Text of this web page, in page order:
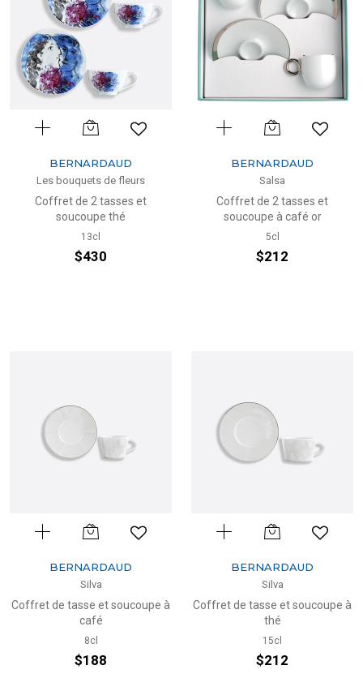
BERNARDAUD
Les bouquets de fleurs
Coffret de 2 tasses et
soucoupe thé
13cl
$430
BERNARDAUD
Salsa
Coffret de 2 tasses et
soucoupe à café or
5cl
$212
BERNARDAUD
Silva
Coffret de tasse et soucoupe à
café
8cl
$188
BERNARDAUD
Silva
Coffret de tasse et soucoupe à
thé
15cl
$212